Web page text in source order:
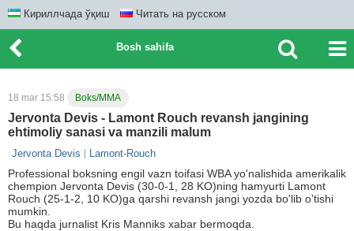
Кириллчада ўқиш Читать на русском
Bosh sahifa
18 mar 15:58 Boks/MMA
Jervonta Devis - Lamont Rouch revansh jangining
ehtimoliy sanasi va manzili malum
Jervonta Devis Lamont-Rouch
Professional boksning engil vazn toifasi WBA yo'nalishida amerikalik
chempion Jervonta Devis (30-0-1, 28 KO)ning hamyurti Lamont
Rouch (25-1-2, 10 KO)ga qarshi revansh jangi yozda bo'lib o'tishi
mumkin.
Bu haqda jurnalist Kris Manniks xabar bermoqda.